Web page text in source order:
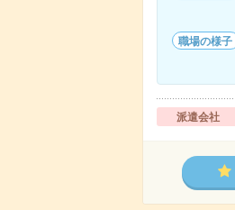
職場の様子
派遣会社